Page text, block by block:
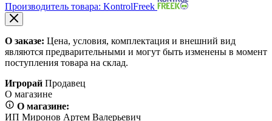
Производитель товара: KontrolFreek
О заказе: Цена, условия, комплектация и внешний вид
являются предварительными и могут быть изменены в момент
поступления товара на склад.
Игрорай Продавец
О магазине
О магазине:
ИП Миронов Артем Валерьевич